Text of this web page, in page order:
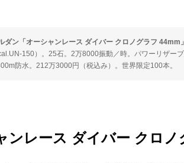
ダン「オーシャンレース ダイバー クロノグラフ 44mm」
150）。25石。2万8000振動／時。パワーリザー
防水。212万3000円（税込み）。世界限定100本。
ンレース ダイバー クロノ